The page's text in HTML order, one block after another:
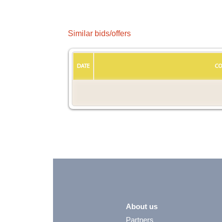
Similar bids/offers
DATE
About us
Partners